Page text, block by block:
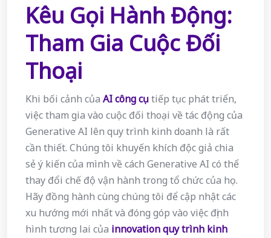
Kêu Gọi Hành Động:
Tham Gia Cuộc Đối
Thoại
Khi bối cảnh của AI công cụtiếp tục phát triển,
việc tham gia vào cuộc đối thoại về tác động của
Generative AI lên quy trình kinh doanh là rất
cần thiết. Chúng tôi khuyến khích độc giả chia
sẻ ý kiến của mình về cách Generative AI có thể
thay đổi chế độ vận hành trong tổ chức của họ.
Hãy đồng hành cùng chúng tôi để cập nhật các
xu hướng mới nhất và đóng góp vào việc định
hình tương lai của innovation quy trình kinh